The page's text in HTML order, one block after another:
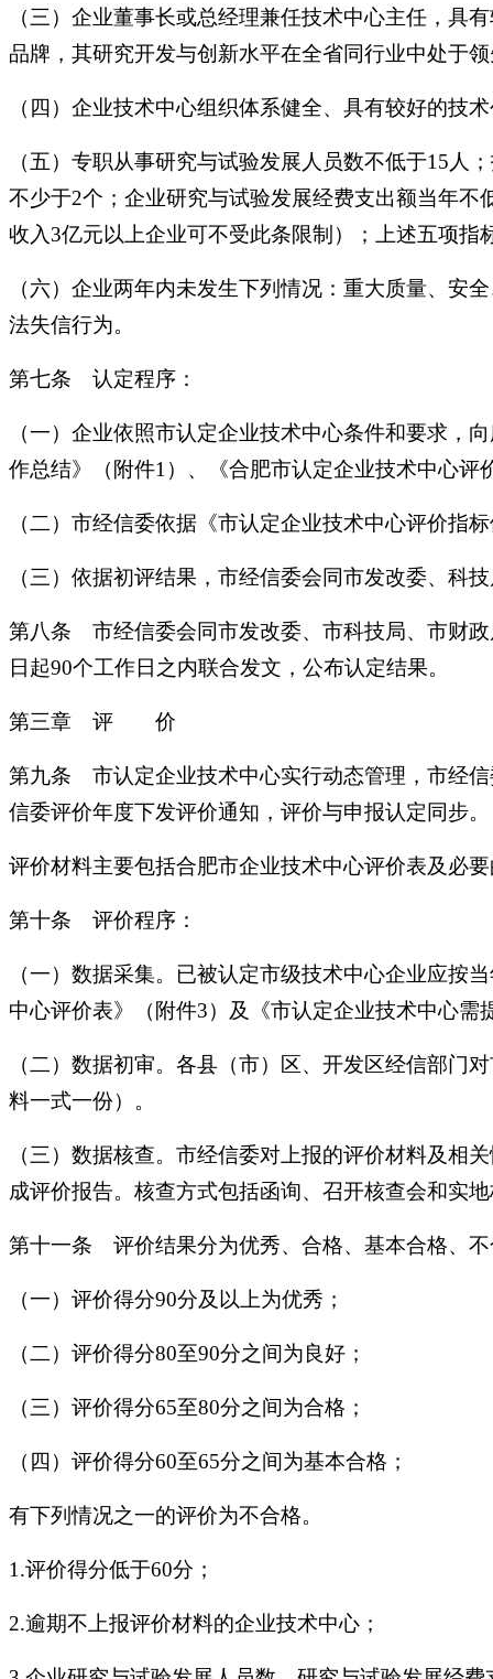
（三）企业董事长或总经理兼任技术中心主任，具
品牌，其研究开发与创新水平在全省同行业中处于
（四）企业技术中心组织体系健全、具有较好的技
（五）专职从事研究与试验发展人员数不低于15人
不少于2个；企业研究与试验发展经费支出额当年
收入3亿元以上企业可不受此条限制）；上述五项指
（六）企业两年内未发生下列情况：重大质量、安
法失信行为。
第七条 认定程序：
（一）企业依照市认定企业技术中心条件和要求，
作总结》（附件1）、《合肥市认定企业技术中心
（二）市经信委依据《市认定企业技术中心评价指
（三）依据初评结果，市经信委会同市发改委、科
第八条 市经信委会同市发改委、市科技局、市财
日起90个工作日之内联合发文，公布认定结果。
第三章 评 价
第九条 市认定企业技术中心实行动态管理，市经
信委评价年度下发评价通知，评价与申报认定同步。
评价材料主要包括合肥市企业技术中心评价表及必
第十条 评价程序：
（一）数据采集。已被认定市级技术中心企业应按
中心评价表》（附件3）及《市认定企业技术中心需
（二）数据初审。各县（市）区、开发区经信部门
料一式一份）。
（三）数据核查。市经信委对上报的评价材料及相
成评价报告。核查方式包括函询、召开核查会和实
第十一条 评价结果分为优秀、合格、基本合格、
（一）评价得分90分及以上为优秀；
（二）评价得分80至90分之间为良好；
（三）评价得分65至80分之间为合格；
（四）评价得分60至65分之间为基本合格；
有下列情况之一的评价为不合格。
1.评价得分低于60分；
2.逾期不上报评价材料的企业技术中心；